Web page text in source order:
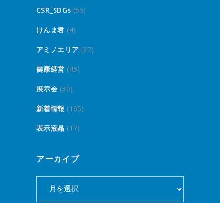
CSR_SDGs (55)
けんま君 (4)
アミノエリア (37)
健康経営 (45)
展示会 (30)
新着情報 (165)
表示液晶 (17)
アーカイブ